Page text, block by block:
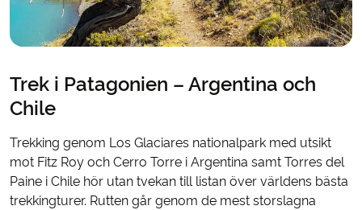
Trek i Patagonien – Argentina och
Chile
Trekking genom Los Glaciares nationalpark med utsikt
mot Fitz Roy och Cerro Torre i Argentina samt Torres del
Paine i Chile hör utan tvekan till listan över världens bästa
trekkingturer. Rutten går genom de mest storslagna